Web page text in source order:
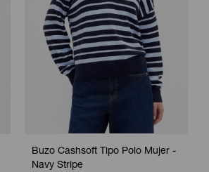
Buzo Cashsoft Tipo Polo Mujer -
Navy Stripe